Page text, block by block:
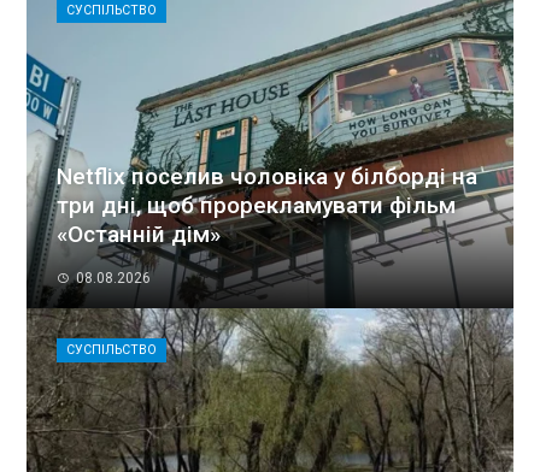
СУСПІЛЬСТВО
Netflix поселив чоловіка у білборді на
три дні, щоб прорекламувати фільм
«Останній дім»
08.08.2026
СУСПІЛЬСТВО